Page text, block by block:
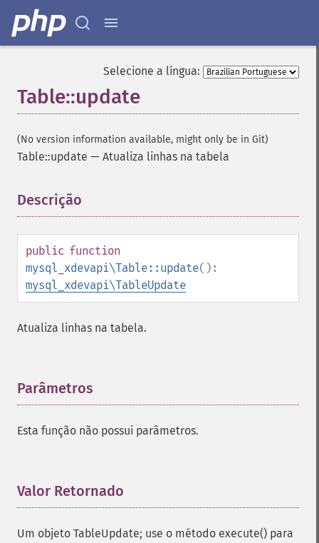
Selecione a língua:
Table::update
(No version information available, might only be in Git)
Table::update — Atualiza linhas na tabela
Descrição
public function
mysql_xdevapi\Table::update():
mysql_xdevapi\TableUpdate
Atualiza linhas na tabela.
Parâmetros
Esta função não possui parâmetros.
Valor Retornado
Um objeto TableUpdate; use o método execute() para